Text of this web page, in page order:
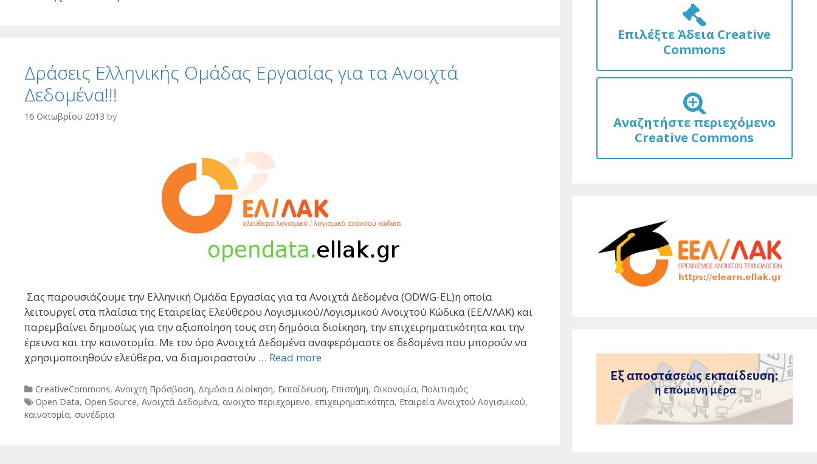
Δράσεις Ελληνικής Ομάδας Εργασίας για τα Ανοιχτά
Δεδομένα!!!
16 Οκτωβρίου 2013 by
Σας παρουσιάζουμε την Ελληνική Ομάδα Εργασίας για τα Ανοιχτά Δεδομένα (ODWG-EL)η οποία
λειτουργεί στα πλαίσια της Εταιρείας Ελεύθερου Λογισμικού/Λογισμικού Ανοιχτού Κώδικα (ΕΕΛ/ΛΑΚ) και
παρεμβαίνει δημοσίως για την αξιοποίηση τους στη δημόσια διοίκηση, την επιχειρηματικότητα και την
έρευνα και την καινοτομία. Με τον όρο Ανοιχτά Δεδομένα αναφερόμαστε σε δεδομένα που μπορούν να
χρησιμοποιηθούν ελεύθερα, να διαμοιραστούν … Read more
Categories
CreativeCommons, Ανοιχτή Πρόσβαση, Δημόσια Διοίκηση, Εκπαίδευση, Επιστήμη, Οικονομία, Πολιτισμός
Tags
Open Data, Open Source, Ανοιχτά Δεδομένα, ανοιχτο περιεχομενο, επιχειρηματικότητα, Εταιρεία Ανοιχτού Λογισμικού,
καινοτομία, συνέδρια
Επιλέξτε Άδεια Creative
Commons
Αναζητήστε περιεχόμενο
Creative Commons